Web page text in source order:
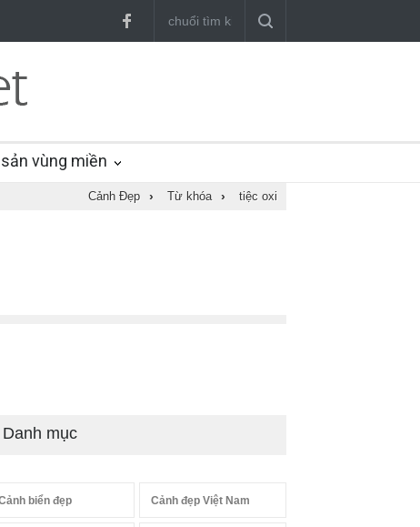
vùng miền
Cảnh Đẹp › Từ khóa › tiệc oxi
Danh mục
biển đẹp Cảnh đẹp Việt Nam